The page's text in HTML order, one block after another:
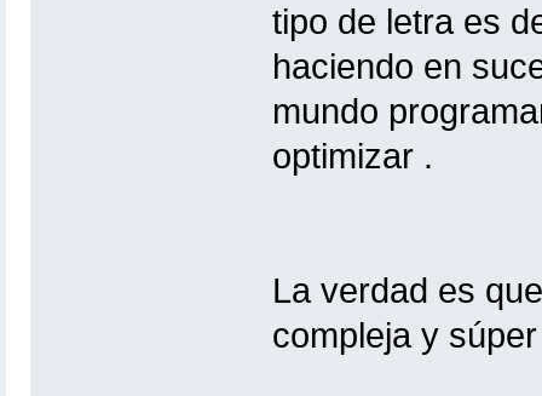
tipo de letra es
haciendo en
mundo
optimizar .
La verdad es
compleja y